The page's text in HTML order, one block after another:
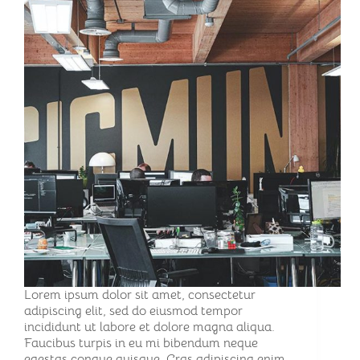
Lorem ipsum dolor sit amet, consectetur
adipiscing elit, sed do eiusmod tempor
incididunt ut labore et dolore magna aliqua.
Faucibus turpis in eu mi bibendum neque